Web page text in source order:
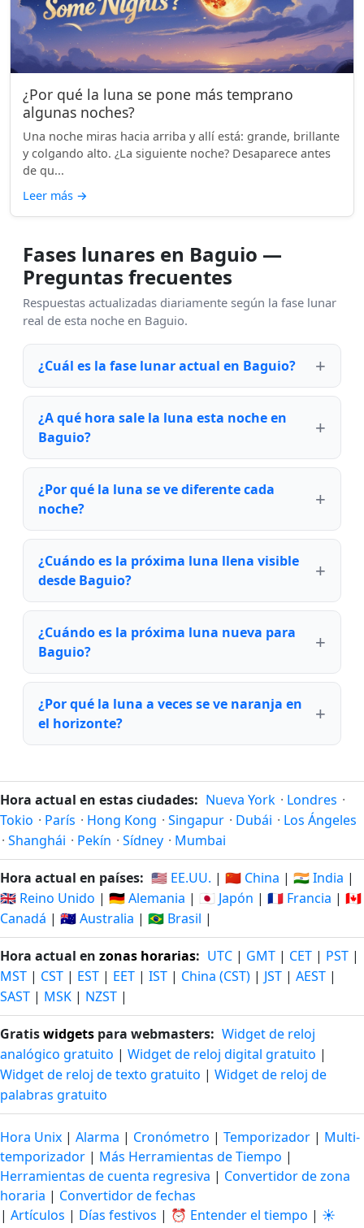
¿Por qué la luna se pone más temprano
algunas noches?
Una noche miras hacia arriba y allí está: grande, brillante
y colgando alto. ¿La siguiente noche? Desaparece antes
de qu...
Leer más →
Fases lunares en Baguio —
Preguntas frecuentes
Respuestas actualizadas diariamente según la fase lunar
real de esta noche en Baguio.
¿Cuál es la fase lunar actual en Baguio?
¿A qué hora sale la luna esta noche en
Baguio?
¿Por qué la luna se ve diferente cada
noche?
¿Cuándo es la próxima luna llena visible
desde Baguio?
¿Cuándo es la próxima luna nueva para
Baguio?
¿Por qué la luna a veces se ve naranja en
el horizonte?
Hora actual en estas ciudades: Nueva York · Londres ·
Tokio · París · Hong Kong · Singapur · Dubái · Los Ángeles
· Shanghái · Pekín · Sídney · Mumbai
Hora actual en países: 🇺🇸 EE.UU. | 🇨🇳 China | 🇮🇳 India |
🇬🇧 Reino Unido | 🇩🇪 Alemania | 🇯🇵 Japón | 🇫🇷 Francia | 🇨🇦
Canadá | 🇦🇺 Australia | 🇧🇷 Brasil |
Hora actual en zonas horarias: UTC | GMT | CET | PST |
MST | CST | EST | EET | IST | China (CST) | JST | AEST |
SAST | MSK | NZST |
Gratiswidgets para webmasters: Widget de reloj
analógico gratuito | Widget de reloj digital gratuito |
Widget de reloj de texto gratuito | Widget de reloj de
palabras gratuito
Hora Unix | Alarma | Cronómetro | Temporizador | Multi-
temporizador | Más Herramientas de Tiempo |
Herramientas de cuenta regresiva | Convertidor de zona
horaria | Convertidor de fechas
| Artículos | Días festivos | ⏰ Entender el tiempo | ☀️